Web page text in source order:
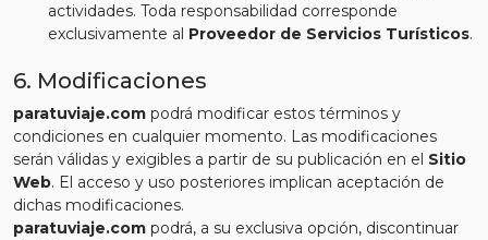
actividades. Toda responsabilidad corresponde
exclusivamente al Proveedor de Servicios Turísticos.
6. Modificaciones
paratuviaje.com podrá modificar estos términos y
condiciones en cualquier momento. Las modificaciones
serán válidas y exigibles a partir de su publicación en el Sitio
Web. El acceso y uso posteriores implican aceptación de
dichas modificaciones.
paratuviaje.com podrá, a su exclusiva opción, discontinuar